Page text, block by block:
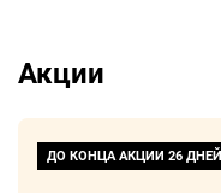
Акции
ДО КОНЦА АКЦИИ 26 ДНЕЙ